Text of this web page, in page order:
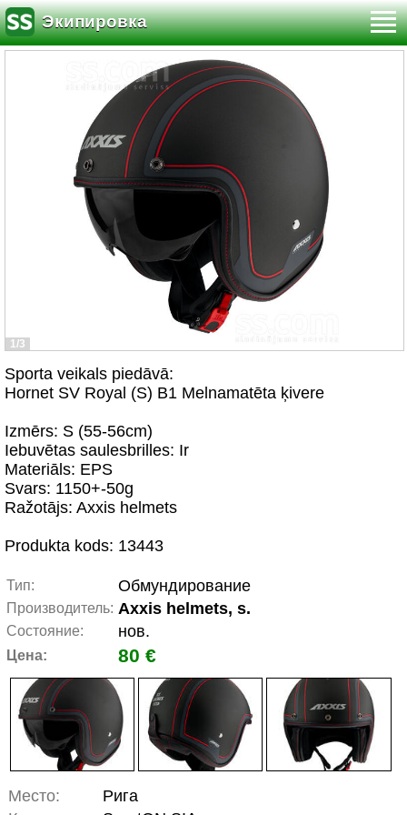
Экипировка
1/3
Sporta veikals piedāvā:
Hornet SV Royal (S) B1 Melnamatēta ķivere
Izmērs: S (55-56cm)
Iebuvētas saulesbrilles: Ir
Materiāls: EPS
Svars: 1150+-50g
Ražotājs: Axxis helmets
Produkta kods: 13443
Тип: Обмундирование
Производитель: Axxis helmets, s.
Состояние: нов.
Цена: 80 €
Место:
Рига